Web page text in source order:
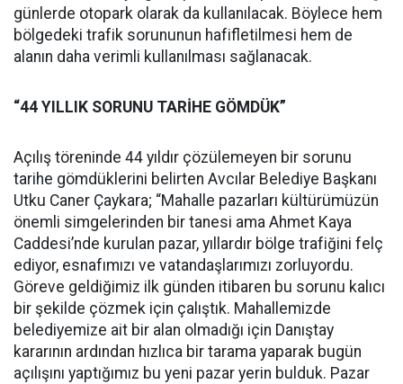
günlerde otopark olarak da kullanılacak. Böylece hem
bölgedeki trafik sorununun hafifletilmesi hem de
alanın daha verimli kullanılması sağlanacak.
“44 YILLIK SORUNU TARİHE GÖMDÜK”
Açılış töreninde 44 yıldır çözülemeyen bir sorunu
tarihe gömdüklerini belirten Avcılar Belediye Başkanı
Utku Caner Çaykara; “Mahalle pazarları kültürümüzün
önemli simgelerinden bir tanesi ama Ahmet Kaya
Caddesi’nde kurulan pazar, yıllardır bölge trafiğini felç
ediyor, esnafımızı ve vatandaşlarımızı zorluyordu.
Göreve geldiğimiz ilk günden itibaren bu sorunu kalıcı
bir şekilde çözmek için çalıştık. Mahallemizde
belediyemize ait bir alan olmadığı için Danıştay
kararının ardından hızlıca bir tarama yaparak bugün
açılışını yaptığımız bu yeni pazar yerin bulduk. Pazar